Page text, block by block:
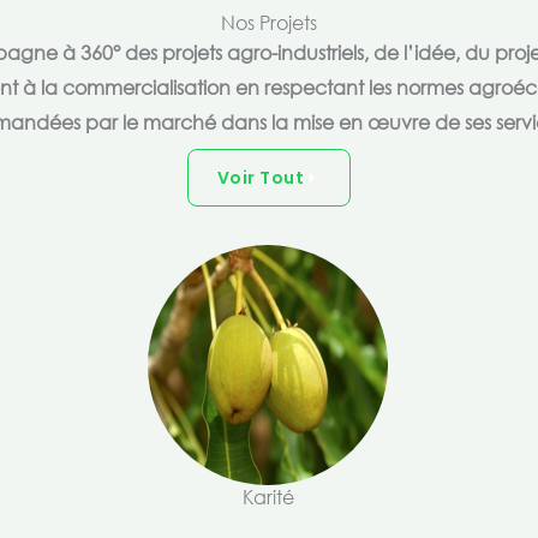
Nos Projets
à 360° des projets agro-industriels, de l’idée, du
à la commercialisation en respectant les normes
par le marché dans la mise en œuvre de ses
Voir Tout
Karité